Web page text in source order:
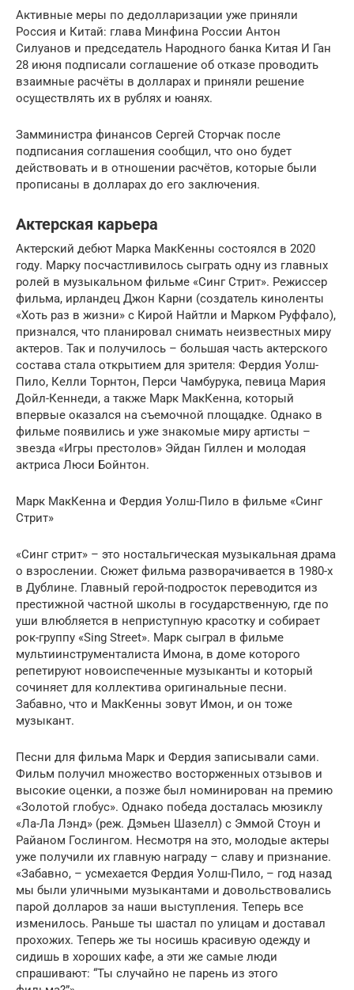
Активные меры по дедолларизации уже приняли
Россия и Китай: глава Минфина России Антон
Силуанов и председатель Народного банка Китая И Ган
28 июня подписали соглашение об отказе проводить
взаимные расчёты в долларах и приняли решение
осуществлять их в рублях и юанях.
Замминистра финансов Сергей Сторчак после
подписания соглашения сообщил, что оно будет
действовать и в отношении расчётов, которые были
прописаны в долларах до его заключения.
Актерская карьера
Актерский дебют Марка МакКенны состоялся в 2020
году. Марку посчастливилось сыграть одну из главных
ролей в музыкальном фильме «Синг Стрит». Режиссер
фильма, ирландец Джон Карни (создатель киноленты
«Хоть раз в жизни» с Кирой Найтли и Марком Руффало),
признался, что планировал снимать неизвестных миру
актеров. Так и получилось – большая часть актерского
состава стала открытием для зрителя: Фердия Уолш-
Пило, Келли Торнтон, Перси Чамбурука, певица Мария
Дойл-Кеннеди, а также Марк МакКенна, который
впервые оказался на съемочной площадке. Однако в
фильме появились и уже знакомые миру артисты –
звезда «Игры престолов» Эйдан Гиллен и молодая
актриса Люси Бойнтон.
Марк МакКенна и Фердия Уолш-Пило в фильме «Синг
Стрит»
«Синг стрит» – это ностальгическая музыкальная драма
о взрослении. Сюжет фильма разворачивается в 1980-х
в Дублине. Главный герой-подросток переводится из
престижной частной школы в государственную, где по
уши влюбляется в неприступную красотку и собирает
рок-группу «Sing Street». Марк сыграл в фильме
мультиинструменталиста Имона, в доме которого
репетируют новоиспеченные музыканты и который
сочиняет для коллектива оригинальные песни.
Забавно, что и МакКенны зовут Имон, и он тоже
музыкант.
Песни для фильма Марк и Фердия записывали сами.
Фильм получил множество восторженных отзывов и
высокие оценки, а позже был номинирован на премию
«Золотой глобус». Однако победа досталась мюзиклу
«Ла-Ла Лэнд» (реж. Дэмьен Шазелл) с Эммой Стоун и
Райаном Гослингом. Несмотря на это, молодые актеры
уже получили их главную награду – славу и признание.
«Забавно, – усмехается Фердия Уолш-Пило, – год назад
мы были уличными музыкантами и довольствовались
парой долларов за наши выступления. Теперь все
изменилось. Раньше ты шастал по улицам и доставал
прохожих. Теперь же ты носишь красивую одежду и
сидишь в хороших кафе, а эти же самые люди
спрашивают: “Ты случайно не парень из этого